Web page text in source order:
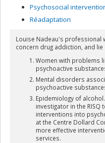
Psychosocial
Réadaptation
Louise Nadeau's professional
concern drug addiction, and lie
Women with problems
psychoactive
Mental disorders
psychoactive
Epidemiology of
investigator in the RISQ
interventions into
at the Centre Dollard
more effective
services.